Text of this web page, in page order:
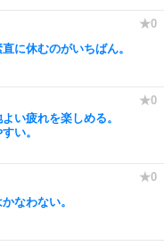
に休むのがいちばん。
い疲れを楽しめる。
い。
なわない。